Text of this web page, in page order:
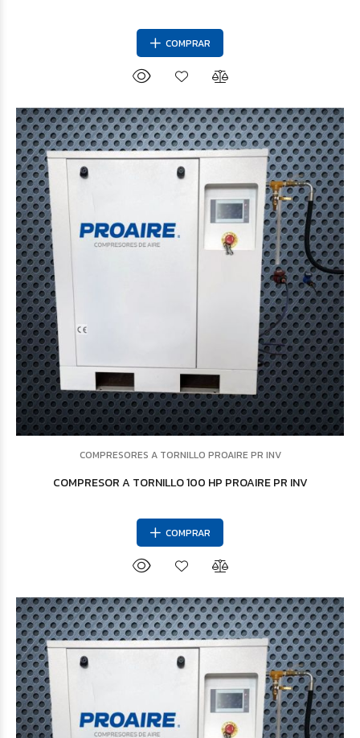
COMPRAR
COMPRESORES A TORNILLO PROAIRE PR INV
COMPRESOR A TORNILLO 100 HP PROAIRE PR INV
COMPRAR